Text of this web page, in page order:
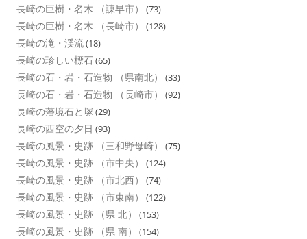
長崎の巨樹・名木 （諌早市） (73)
長崎の巨樹・名木 （長崎市） (128)
長崎の滝・渓流(18)
長崎の珍しい標石(65)
長崎の石・岩・石造物 （県南北） (33)
長崎の石・岩・石造物 （長崎市） (92)
長崎の藩境石と塚 (29)
長崎の西空の夕日 (93)
長崎の風景・史跡 （三和野母崎） (75)
長崎の風景・史跡 （市中央） (124)
長崎の風景・史跡 （市北西） (74)
長崎の風景・史跡 （市東南） (122)
長崎の風景・史跡 （県 北） (153)
長崎の風景・史跡 （県 南） (154)